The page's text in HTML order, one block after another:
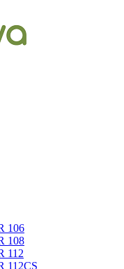
106
108
112
112CS